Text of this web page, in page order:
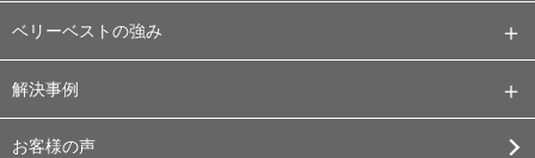
ベリーベストの強み
解決事例
お客様の声